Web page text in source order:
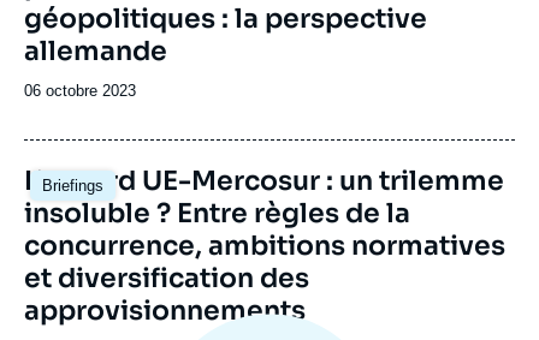
géopolitiques : la perspective
allemande
Date
publication
06 octobre 2023
Briefings
Image
principale
L’accord UE-Mercosur : un trilemme
insoluble ? Entre règles de la
concurrence, ambitions normatives
et diversification des
approvisionnements